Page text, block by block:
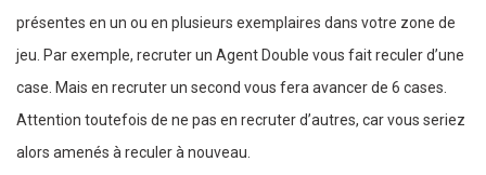
présentes en un ou en plusieurs exemplaires dans votre zone de
jeu. Par exemple, recruter un Agent Double vous fait reculer d’une
case. Mais en recruter un second vous fera avancer de 6 cases.
Attention toutefois de ne pas en recruter d’autres, car vous seriez
alors amenés à reculer à nouveau.